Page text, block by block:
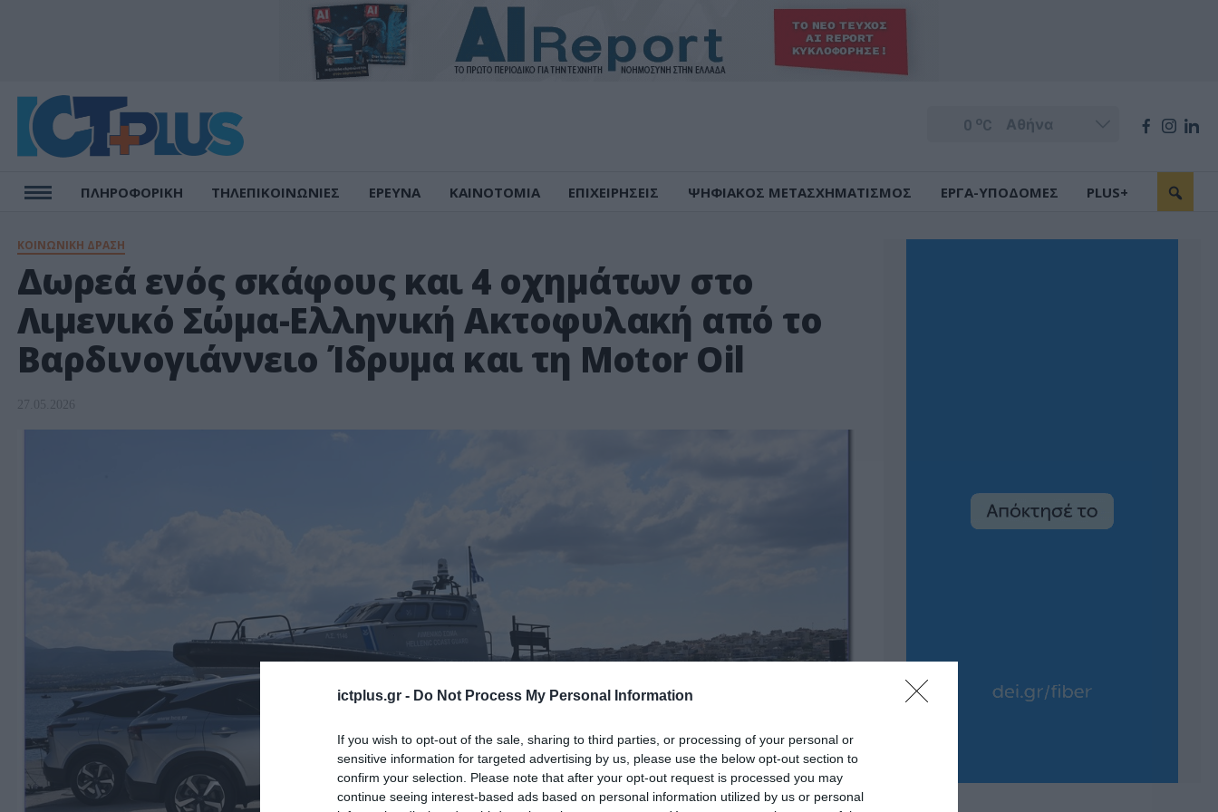
ictplus.gr - Do Not Process My Personal Information
If you wish to opt-out of the sale, sharing to third parties, or processing of your personal or
sensitive information for targeted advertising by us, please use the below opt-out section to
confirm your selection. Please note that after your opt-out request is processed you may
continue seeing interest-based ads based on personal information utilized by us or personal
0 oC
ΠΛΗΡΟΦΟΡΙΚΗ ΤΗΛΕΠΙΚΟΙΝΩΝΙΕΣ ΕΡΕΥΝΑ ΚΑΙΝΟΤΟΜΙΑ ΕΠΙΧΕΙΡΗΣΕΙΣ ΨΗΦΙΑΚΟΣ ΜΕΤΑΣΧΗΜΑΤΙΣΜΟΣ ΕΡΓΑ-ΥΠΟΔΟΜΕΣ PLUS+
ΚΟΙΝΩΝΙΚΗ ΔΡΑΣΗ
Δωρεά ενός σκάφους και 4 οχημάτων στο
Λιμενικό Σώμα-Ελληνική Ακτοφυλακή από το
Βαρδινογιάννειο Ίδρυμα και τη Motor Oil
27.05.2026